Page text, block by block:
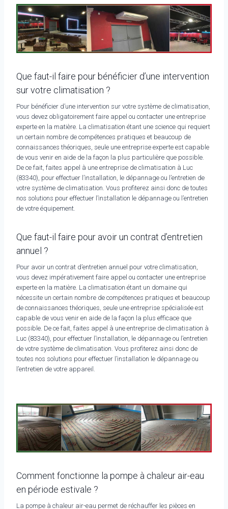
Que faut-il faire pour bénéficier d’une intervention
sur votre climatisation ?
Pour bénéficier d’une intervention sur votre système de climatisation,
vous devez obligatoirement faire appel ou contacter une entreprise
experte en la matière. La climatisation étant une science qui requiert
un certain nombre de compétences pratiques et beaucoup de
connaissances théoriques, seule une entreprise experte est capable
de vous venir en aide de la façon la plus particulière que possible.
De ce fait, faites appel à une entreprise de climatisation à Luc
(83340), pour effectuer l’installation, le dépannage ou l’entretien de
votre système de climatisation. Vous profiterez ainsi donc de toutes
nos solutions pour effectuer l’installation le dépannage ou l’entretien
de votre équipement.
Que faut-il faire pour avoir un contrat d’entretien
annuel ?
Pour avoir un contrat d’entretien annuel pour votre climatisation,
vous devez impérativement faire appel ou contacter une entreprise
experte en la matière. La climatisation étant un domaine qui
nécessite un certain nombre de compétences pratiques et beaucoup
de connaissances théoriques, seule une entreprise spécialisée est
capable de vous venir en aide de la façon la plus efficace que
possible. De ce fait, faites appel à une entreprise de climatisation à
Luc (83340), pour effectuer l’installation, le dépannage ou l’entretien
de votre système de climatisation. Vous profiterez ainsi donc de
toutes nos solutions pour effectuer l’installation le dépannage ou
l’entretien de votre appareil.
Comment fonctionne la pompe à chaleur air-eau
en période estivale ?
La pompe à chaleur air-eau permet de réchauffer les pièces en